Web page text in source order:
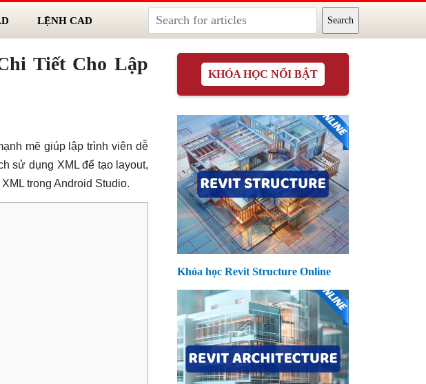
LỆNH CAD
Tiết Cho Lập
mẽ giúp lập trình viên dễ
sử dụng XML để tạo layout,
trong Android Studio.
KHÓA HỌC NỔI BẬT
Khóa học Revit Structure Online